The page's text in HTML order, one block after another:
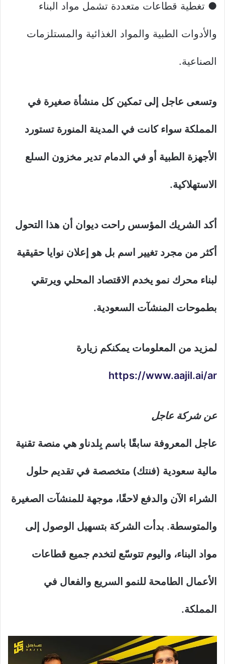
● تغطية قطاعات متعددة تشمل مواد البناء
والأدوات الطبية والمواد الغذائية والمستلزمات
الصناعية.
وتسعى عاجل إلى تمكين كل منشأة صغيرة في
المملكة سواء كانت في المدينة المنورة تستورد
الأجهزة الطبية أو في الدمام تدير مخزون السلع
الاستهلاكية.
أكد الشريك المؤسس راحت ديوان أن هذا التحول
أكثر من مجرد تغيير اسم بل هو إعلان نوايا حقيقية
لبناء محرك نمو يخدم الاقتصاد المحلي ويرتقي
بطموحات المنشآت السعودية.
لمزيد من المعلومات يمكنكم زيارة
https://www.aajil.ai/ar
عن شركة عاجل
عاجل المعروفة سابقًا باسم بِلدناو هي منصة تقنية
مالية سعودية (فنتك) متخصصة في تقديم حلول
الشراء الآن والدفع لاحقًا، موجهة للمنشآت الصغيرة
والمتوسطة. بدأت الشركة بتسهيل الوصول إلى
مواد البناء، واليوم تتوسّع لتخدم جميع قطاعات
الأعمال الطامحة للنمو السريع والفعال في
المملكة.